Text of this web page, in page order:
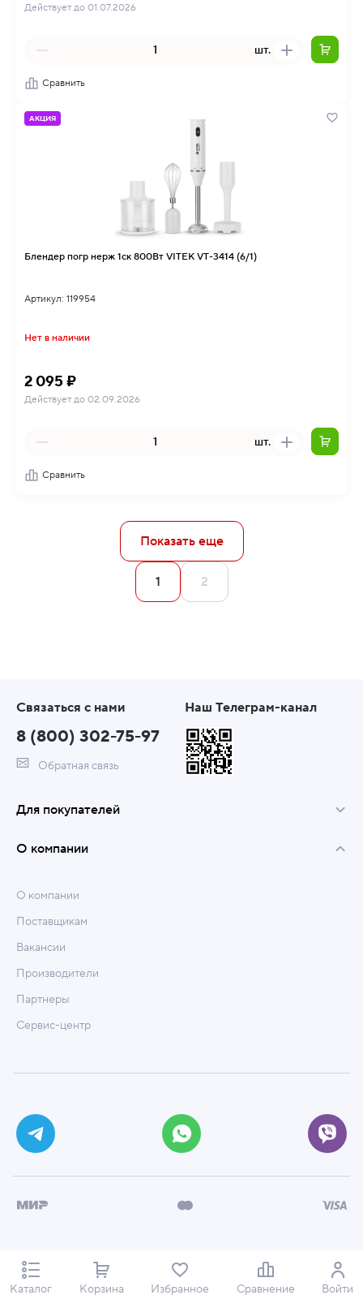
Каталог Корзина Избранное Сравнение Войти
Действует до 01.07.2026
шт.
Сравнить
АКЦИЯ
Блендер погр нерж 1ск 800Вт VITEK VT-3414 (6/1)
Артикул: 119954
Нет в наличии
2 095 ₽
Действует до 02.09.2026
шт.
Сравнить
Показать еще
1 2
Связаться с нами
8 (800) 302-75-97
Обратная связь
Наш Телеграм-канал
Для покупателей
О компании
О компании
Поставщикам
Вакансии
Производители
Партнеры
Сервис-центр
© ООО «Техмаркет», 2026
Политика обработки персональных данных